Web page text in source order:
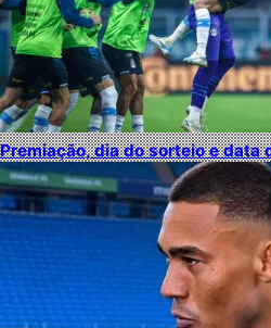
Premiação, dia do sorteio e data